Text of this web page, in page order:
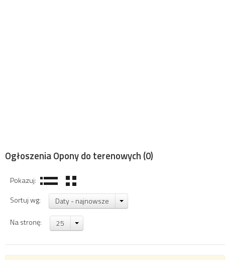
Ogłoszenia Opony do terenowych (0)
Pokazuj:
Sortuj wg:
Daty - najnowsze
Na stronę: 25